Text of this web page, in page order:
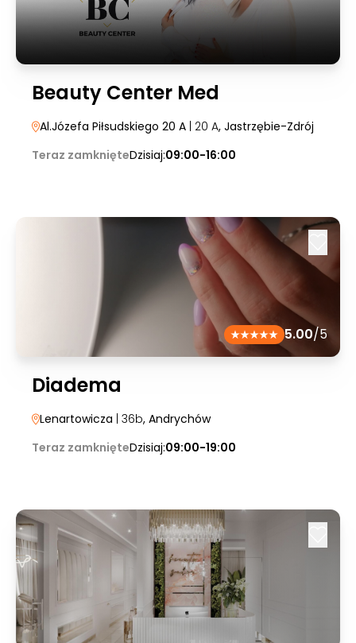
Beauty Center Med
Al.Józefa Piłsudskiego 20 A | 20 A, Jastrzębie-Zdrój
Teraz zamknięteDzisiaj:09:00-16:00
5.00/5
Diadema
Lenartowicza | 36b, Andrychów
Teraz zamknięteDzisiaj:09:00-19:00